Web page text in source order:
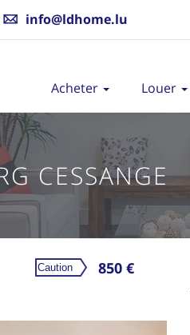
info@ldhome.lu
Acheter Louer
CESSANGE
850 €